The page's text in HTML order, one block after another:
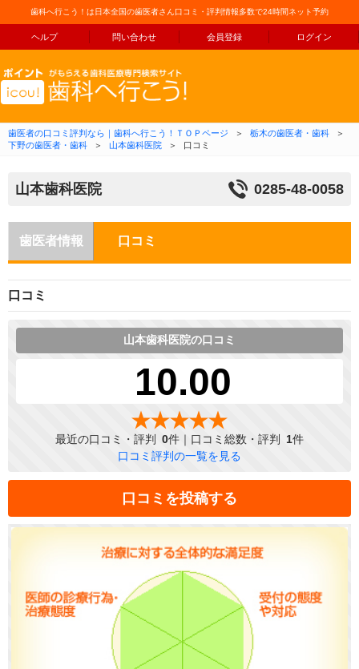
歯科へ行こう！は日本全国の歯医者さん口コミ・評判情報多数で24時間ネット予約
ヘルプ 問い合わせ 会員登録 ログイン
コンテンツへ移動
歯医者の口コミ評判なら｜歯科へ行こう！ＴＯＰページ ＞ 栃木の歯医者・歯科
＞
下野の歯医者・歯科
＞ 山本歯科医院 ＞ 口コミ
山本歯科医院 0285-48-0058
歯医者情報 口コミ
口コミ
山本歯科医院の口コミ
10.00
最近の口コミ・評判 0件｜口コミ総数・評判 1件
口コミ評判の一覧を見る
口コミを投稿する